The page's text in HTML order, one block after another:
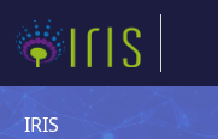
IRIS